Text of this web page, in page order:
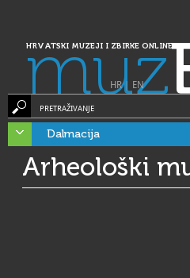
HRVATSKI MUZEJI I ZBIRKE ONLINE
muz
HR| EN
PRETRAŽIVANJE
Dalmacija
Arheološki